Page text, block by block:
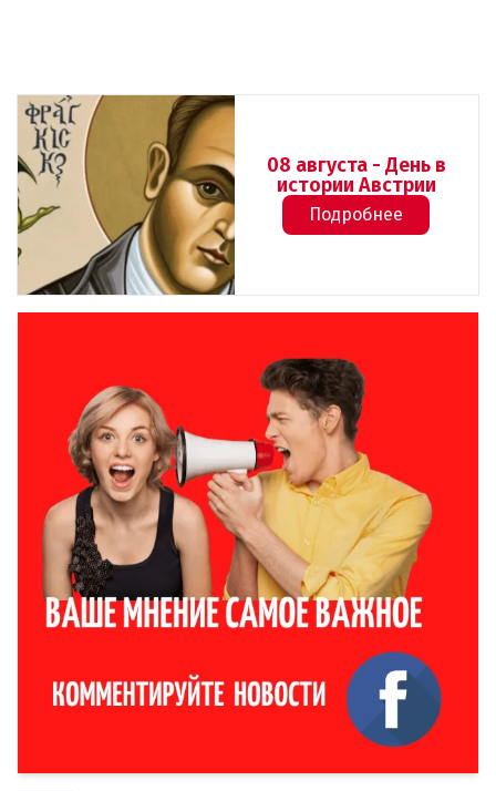
08 августа - День в
истории Австрии
Подробнее